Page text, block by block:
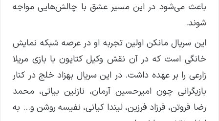
باعث می‌شود در این مسیر عشق با چالش‌هایی مواجه
شوند.
این سریال مانکن اولین تجربه او در عرصه شبکه نمایش
خانگی است که در آن نقش وکیل کتایون با بازی مریلا
زارعی را بر عهده داشت. در این سریال بهزاد خلج در کنار
بازیگرانی چون امیرحسین آرمان، نازنین بیاتی، محمد
رضا فروتن، فرزاد فرزین، لیندا کیانی، نفیسه روشن و… به